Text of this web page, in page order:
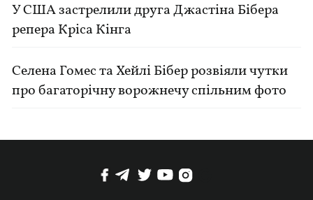
У США застрелили друга Джастіна Бібера
репера Кріса Кінга
Селена Гомес та Хейлі Бібер розвіяли чутки
про багаторічну ворожнечу спільним фото